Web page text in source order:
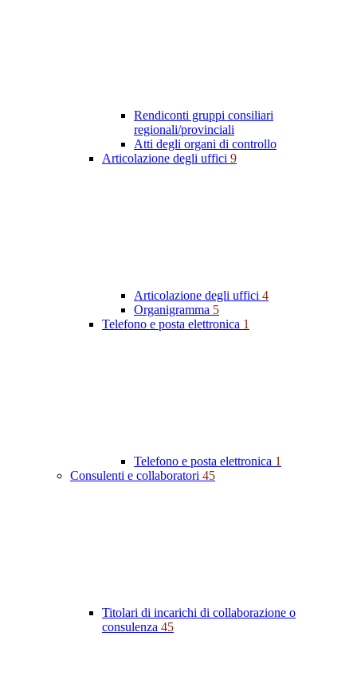
Rendiconti gruppi consiliari
regionali/provinciali
Atti degli organi di controllo
Articolazione degli uffici 9
Articolazione degli uffici 4
Organigramma 5
Telefono e posta elettronica 1
Telefono e posta elettronica 1
Consulenti e collaboratori 45
Titolari di incarichi di collaborazione o
consulenza 45